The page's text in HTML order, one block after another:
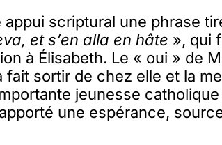
scriptural une phrase
et s’en alla en hâte », qui
à Élisabeth. Le « oui » de
sortir de chez elle et la
jeunesse
une espérance,